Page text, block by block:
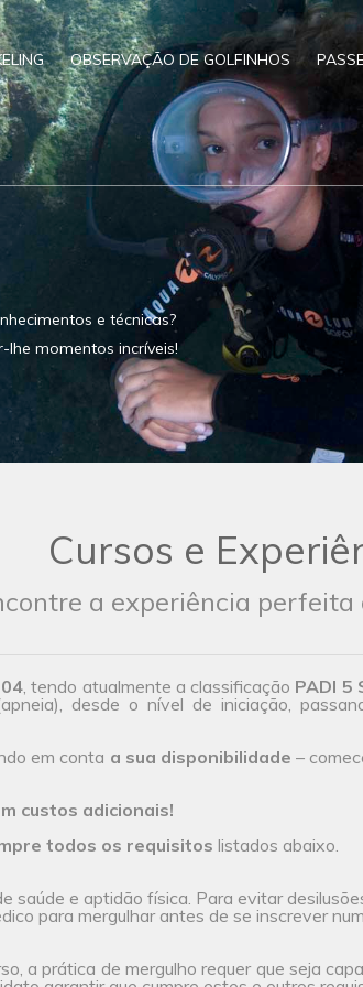
OBSERVAÇÃO DE GOLFINHOS
e técnicas?
momentos incríveis!
Cursos e
a experiência perfeita
, tendo atualmente a classificação PADI 5
desde o nível de iniciação,
em conta a sua disponibilidade –
custos adicionais!
todos os requisitos listados abaixo.
saúde e aptidão física. Para evitar
para mergulhar antes de se inscrever
a prática de mergulho requer que seja